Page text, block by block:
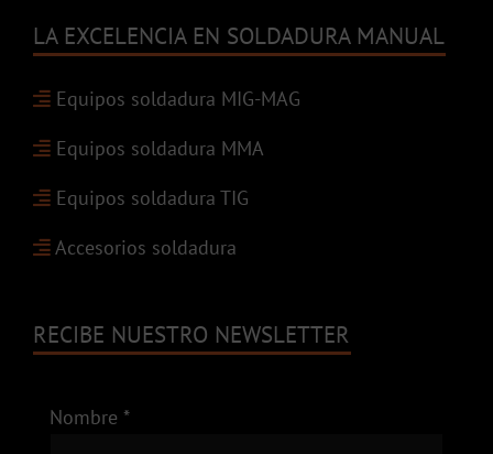
LA EXCELENCIA EN SOLDADURA MANUAL
Equipos soldadura MIG-MAG
Equipos soldadura MMA
Equipos soldadura TIG
Accesorios soldadura
RECIBE NUESTRO NEWSLETTER
Nombre *